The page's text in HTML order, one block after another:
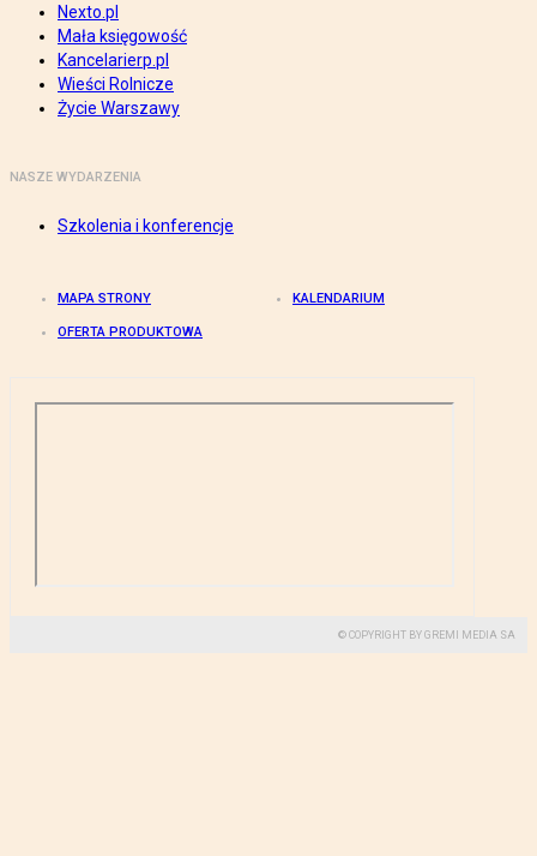
Nexto.pl
Mała księgowość
Kancelarierp.pl
Wieści Rolnicze
Życie Warszawy
NASZE WYDARZENIA
Szkolenia i konferencje
MAPA STRONY KALENDARIUM
OFERTA PRODUKTOWA
© COPYRIGHT BY GREMI MEDIA SA